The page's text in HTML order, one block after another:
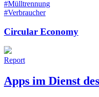
#Mülltrennung
#Verbraucher
Circular Economy
Report
Apps im Dienst